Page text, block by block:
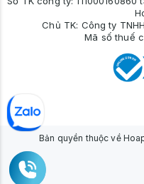
Chủ TK: Công ty
Mã số thuế
Bản quyền thuộc về